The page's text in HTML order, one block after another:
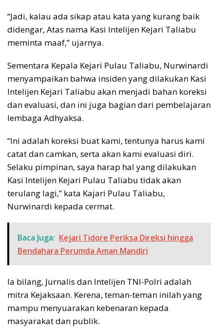
“Jadi, kalau ada sikap atau kata yang kurang baik
didengar, Atas nama Kasi Intelijen Kejari Taliabu
meminta maaf,” ujarnya.
Sementara Kepala Kejari Pulau Taliabu, Nurwinardi
menyampaikan bahwa insiden yang dilakukan Kasi
Intelijen Kejari Taliabu akan menjadi bahan koreksi
dan evaluasi, dan ini juga bagian dari pembelajaran
lembaga Adhyaksa.
“Ini adalah koreksi buat kami, tentunya harus kami
catat dan camkan, serta akan kami evaluasi diri.
Selaku pimpinan, saya harap hal yang dilakukan
Kasi Intelijen Kejari Pulau Taliabu tidak akan
terulang lagi,” kata Kajari Pulau Taliabu,
Nurwinardi kepada cermat.
Baca Juga: Kejari Tidore Periksa Direksi hingga
Bendahara Perumda Aman Mandiri
Ia bilang, Jurnalis dan Intelijen TNI-Polri adalah
mitra Kejaksaan. Kerena, teman-teman inilah yang
mampu menyuarakan kebenaran kepada
masyarakat dan publik.